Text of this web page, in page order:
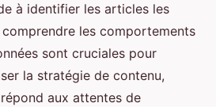
à identifier les articles les
les comportements
sont cruciales pour
la stratégie de contenu,
aux attentes de